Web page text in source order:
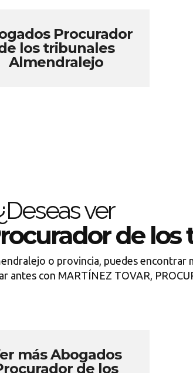
Procurador
los tribunales
Almendralejo
ver
de los
o provincia, puedes encontrar
antes con MARTÍNEZ TOVAR,
más Abogados
de los